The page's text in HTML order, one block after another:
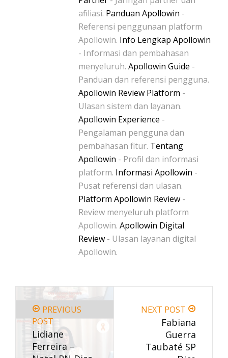
afiliasi. Panduan Apollowin -
Referensi penggunaan platform
Apollowin. Info Lengkap Apollowin
- Informasi dan pembahasan
menyeluruh. Apollowin Guide -
Panduan dan referensi pengguna.
Apollowin Review Platform -
Ulasan sistem dan layanan.
Apollowin Experience -
Pengalaman pengguna dan
pembahasan fitur. Tentang
Apollowin - Profil dan informasi
platform. Informasi Apollowin -
Pusat referensi dan ulasan.
Platform Apollowin Review -
Review menyeluruh platform
Apollowin. Apollowin Digital
Review - Ulasan layanan digital
Apollowin.
PREVIOUS
POST
Lidiane
Ferreira –
NEXT POST
Fabiana
Guerra
Taubaté SP